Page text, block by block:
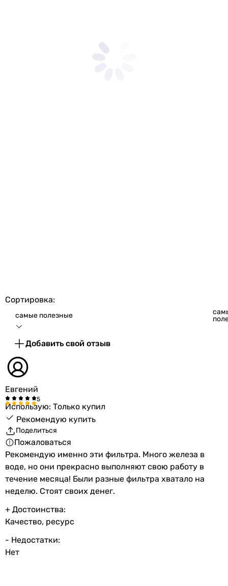
Сортировка:
самые полезные
Добавить свой отзыв
Евгений
Использую: Только купил
Рекомендую купить
Поделиться
Пожаловаться
Рекомендую именно эти фильтра. Много железа в
воде, но они прекрасно выполняют свою работу в
течение месяца! Были разные фильтра хватало на
неделю. Стоят своих денег.
+ Достоинства:
Качество, ресурс
- Недостатки:
Нет